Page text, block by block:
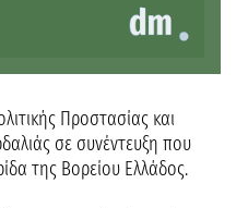
Προστασίας και
σε συνέντευξη που
της Βορείου Ελλάδος.